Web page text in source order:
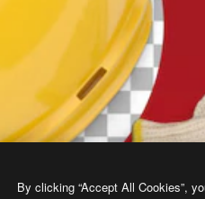
By clicking “Accept All Cookies”,